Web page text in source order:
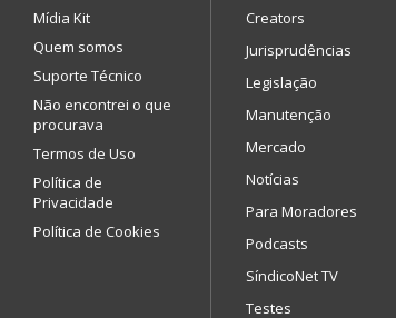
Mídia Kit
Quem somos
Suporte Técnico
Não encontrei o que
procurava
Termos de Uso
Política de
Privacidade
Política de Cookies
Creators
Jurisprudências
Legislação
Manutenção
Mercado
Notícias
Para Moradores
Podcasts
SíndicoNet TV
Testes